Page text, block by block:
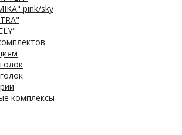
pink/sky
комплексы